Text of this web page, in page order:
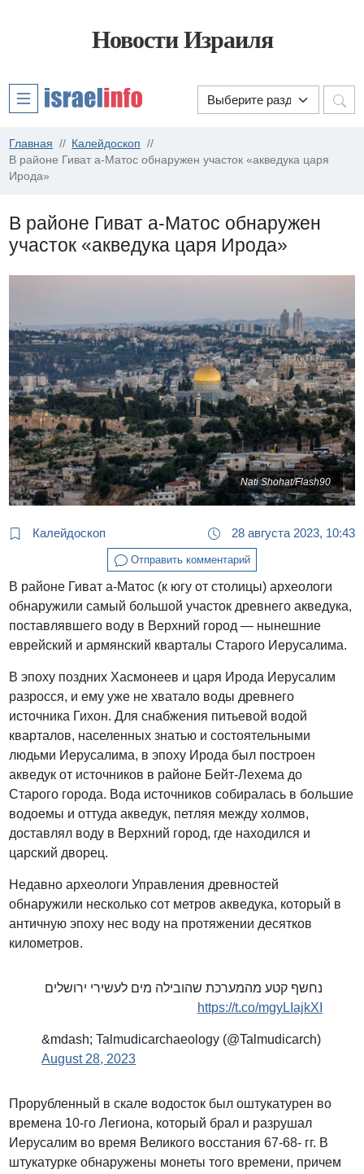
Новости Израиля
Главная
Калейдоскоп
В районе Гиват а-Матос обнаружен участок «акведука царя
Ирода»
В районе Гиват а-Матос обнаружен
участок «акведука царя Ирода»
Nati Shohat/Flash90
Калейдоскоп 28 августа 2023, 10:43
Отправить комментарий
В районе Гиват а-Матос (к югу от столицы) археологи
обнаружили самый большой участок древнего акведука,
поставлявшего воду в Верхний город — нынешние
еврейский и армянский кварталы Старого Иерусалима.
В эпоху поздних Хасмонеев и царя Ирода Иерусалим
разросся, и ему уже не хватало воды древнего
источника Гихон. Для снабжения питьевой водой
кварталов, населенных знатью и состоятельными
людьми Иерусалима, в эпоху Ирода был построен
акведук от источников в районе Бейт-Лехема до
Старого города. Вода источников собиралась в большие
водоемы и оттуда акведук, петляя между холмов,
доставлял воду в Верхний город, где находился и
царский дворец.
Недавно археологи Управления древностей
обнаружили несколько сот метров акведука, который в
античную эпоху нес воду на протяжении десятков
километров.
נחשף קטע מהמערכת שהובילה מים לעשירי ירושלים
https://t.co/mgyLIajkXI
&mdash; Talmudicarchaeology (@Talmudicarch)
August 28, 2023
Прорубленный в скале водосток был оштукатурен во
времена 10-го Легиона, который брал и разрушал
Иерусалим во время Великого восстания 67-68- гг. В
штукатурке обнаружены монеты того времени, причем